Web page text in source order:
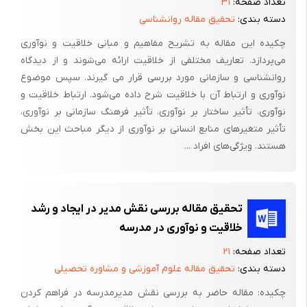
فراهم آورد.
آمابیلی (1988) معتقد است، برای رسیدن به خلاقیت بهتر است که
انگیزه و به ویژه انگیزه درونی پرورش پیدا کند و در جایی دیگر به
نقش اهمیت انگیزش بیرونی اشاره می­کند. ما ضمن احترام به این نظر
توصیه­هایی در قالب انگیزه درونی و بیرونی ارایه می­کنیم.
چون فعالیت انگیزشی خلاق عمدتاً ماهیتی کلامی دارد، یعنی باید به
وسیله کلام و روابط کلامی وارد آن شد شاید درست نباشد که آن را
محدود به فضای خاص کرد. در کودکان انگیزه معمولاً حالتی کلی و
(درونی سازند یا بیرونی) طوری که برجستگی با یکی باشد برخورد کلامی
ما یا به عبارت ساده­تر برخورد شفاهی ما نقشی اساسی دارد. آنچه
هسته و محور برخورد را می­سازد گرایش و جهتی است که در خود پاسخ
یا کلام نهفته است؛ آیا کلام مشوق انگیزه درونی است یا بیرونی.
دسته بندی: تحقیق مقاله روانشناسی
چکیده این مقاله به تشریح مفاهیم و مبانی خلاقیت و نوآوری
می‌پردازد. تعاریف مختلفی از خلاقیت ارائه می‌شوند و از دیدگاه
روانشناسی و سازمانی مورد بررسی قرار می گیرند. سپس موضوع
نوآوری و ارتباط آن با خلاقیت شرح داده می‌شود. ارتباط خلاقیت و
نوآوری، تأثیر ساختار بر نوآوری، تأثیر فرهنگ سازمانی بر نوآوری،
تأثیر متغیرهای منابع انسانی بر نوآوری از دیگر مباحث این بخش
هستند. ویژگی‌های افراد ...
تحقیق مقاله بررسی نقش مدیر در ایجاد و رشد
خلاقیت و نوآوری در مدرسه
تعداد صفحه: ۲۱
دسته بندی: تحقیق مقاله علوم آموزشی و مشاوره تحصیلی
چکیده: مقاله حاضر به بررسی نقش مدیرمدرسه در فراهم کردن